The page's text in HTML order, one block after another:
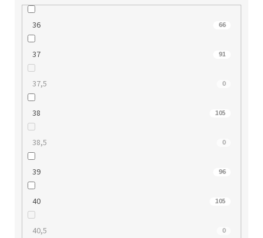
36 66
37 91
37,5 0
38 105
38,5 0
39 96
40 105
40,5 0